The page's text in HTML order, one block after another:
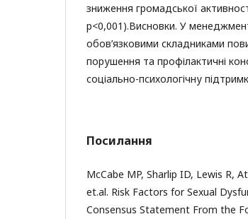
зниження громадської
р<0,001).Висновки. У
обов’язковими складниками
порушення та профілактичні
соціально-психологічну
Посилання
McCabe MP, Sharlip ID, Lewis R,
et.al. Risk Factors for Sexual
Consensus Statement From the